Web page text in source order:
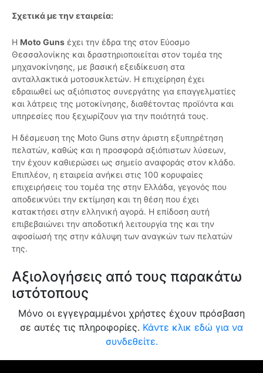
Σχετικά με την εταιρεία:
Η Moto Guns έχει την έδρα της στον Εύοσμο
Θεσσαλονίκης και δραστηριοποιείται στον τομέα της
μηχανοκίνησης, με βασική εξειδίκευση στα
ανταλλακτικά μοτοσυκλετών. Η επιχείρηση έχει
εδραιωθεί ως αξιόπιστος συνεργάτης για επαγγελματίες
και λάτρεις της μοτοκίνησης, διαθέτοντας προϊόντα και
υπηρεσίες που ξεχωρίζουν για την ποιότητά τους.
Η δέσμευση της Moto Guns στην άριστη εξυπηρέτηση
πελατών, καθώς και η προσφορά αξιόπιστων λύσεων,
την έχουν καθιερώσει ως σημείο αναφοράς στον κλάδο.
Επιπλέον, η εταιρεία ανήκει στις 100 κορυφαίες
επιχειρήσεις του τομέα της στην Ελλάδα, γεγονός που
αποδεικνύει την εκτίμηση και τη θέση που έχει
κατακτήσει στην ελληνική αγορά. Η επίδοση αυτή
επιβεβαιώνει την αποδοτική λειτουργία της και την
αφοσίωσή της στην κάλυψη των αναγκών των πελατών
της.
Αξιολογήσεις από τους παρακάτω
ιστότοπους
Μόνο οι εγγεγραμμένοι χρήστες έχουν πρόσβαση
σε αυτές τις πληροφορίες. Κάντε κλικ εδώ για να
συνδεθείτε.